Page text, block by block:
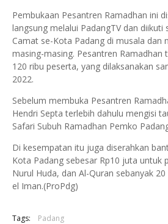
Pembukaan Pesantren Ramadhan ini
langsung melalui PadangTV dan diikuti
Camat se-Kota Padang di musala dan
masing-masing. Pesantren Ramadhan
120 ribu peserta, yang dilaksanakan
2022.
Sebelum membuka Pesantren
Hendri Septa terlebih dahulu mengisi
Safari Subuh Ramadhan Pemko
Di kesempatan itu juga diserahkan
Kota Padang sebesar Rp10 juta untuk
Nurul Huda, dan Al-Quran sebanyak
el Iman.(ProPdg)
Tags: Padang